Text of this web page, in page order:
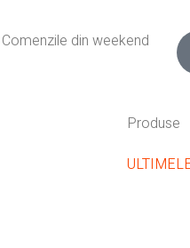
din weekend
Produse